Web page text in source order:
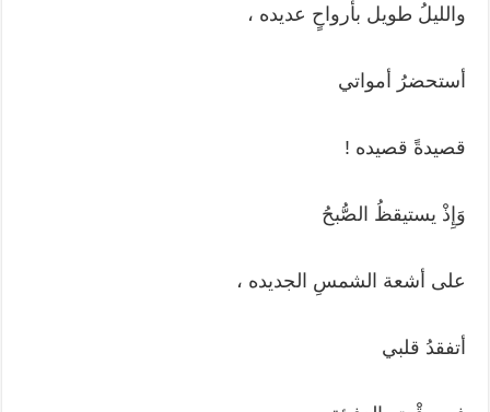
والليلُ طويل بأرواحٍ عديده ،
أستحضرُ أمواتي
قصيدةً قصيده !
وَإِذْ يستيقظُ الصُّبحُ
على أشعة الشمسِ الجديده ،
أتفقدُ قلبي